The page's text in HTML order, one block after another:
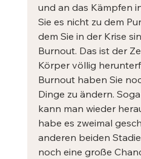
und an das Kämpfen
Sie es nicht zu dem
dem Sie in der Krise
Burnout. Das ist der
Körper völlig
Burnout haben Sie
Dinge zu ändern.
kann man wieder
habe es zweimal
anderen beiden
noch eine große